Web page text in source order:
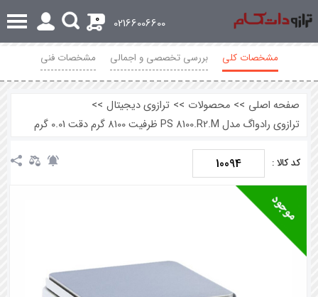
02166006600
0
مشخصات کلی بررسی تخصصی و اجمالی مشخصات فنی
صفحه اصلی >> محصولات >> ترازوی دیجیتال >>
ترازوی رادواگ مدل PS 8100.R2.M ظرفیت 8100 گرم دقت 0.01 گرم
کد کالا : 10094